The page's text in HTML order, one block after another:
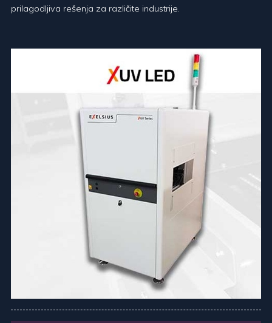
prilagodljiva rešenja za različite industrije.